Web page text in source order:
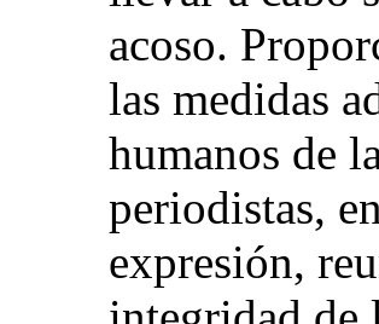
acoso.
las medidas
humanos de
periodistas,
expresión,